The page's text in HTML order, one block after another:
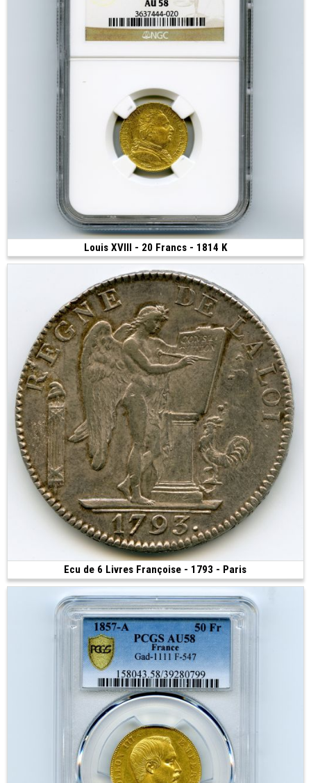
Louis XVIII - 20 Francs - 1814 K
(1814 • Bordeaux • 6.45 g • 21 mm)
Ecu de 6 Livres Françoise - 1793 - Paris
(1793 - An II • Paris • 29.49 g • 39 mm)